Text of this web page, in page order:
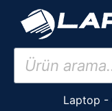
İçeriğe
Products
search
Laptop -